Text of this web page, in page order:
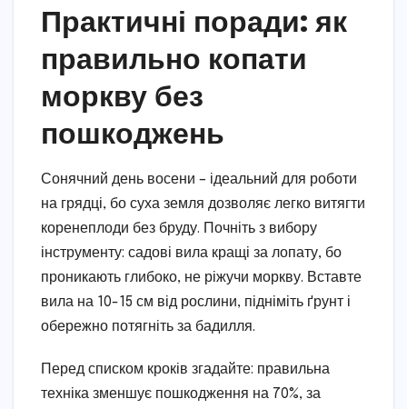
Практичні поради: як
правильно копати
моркву без
пошкоджень
Сонячний день восени – ідеальний для роботи
на грядці, бо суха земля дозволяє легко витягти
коренеплоди без бруду. Почніть з вибору
інструменту: садові вила кращі за лопату, бо
проникають глибоко, не ріжучи моркву. Вставте
вила на 10-15 см від рослини, підніміть ґрунт і
обережно потягніть за бадилля.
Перед списком кроків згадайте: правильна
техніка зменшує пошкодження на 70%, за